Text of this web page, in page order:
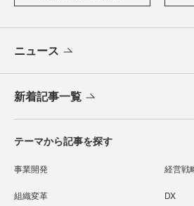
ニュース
新着記事一覧
テーマから記事を探す
事業開発 経営戦
組織変革 DX